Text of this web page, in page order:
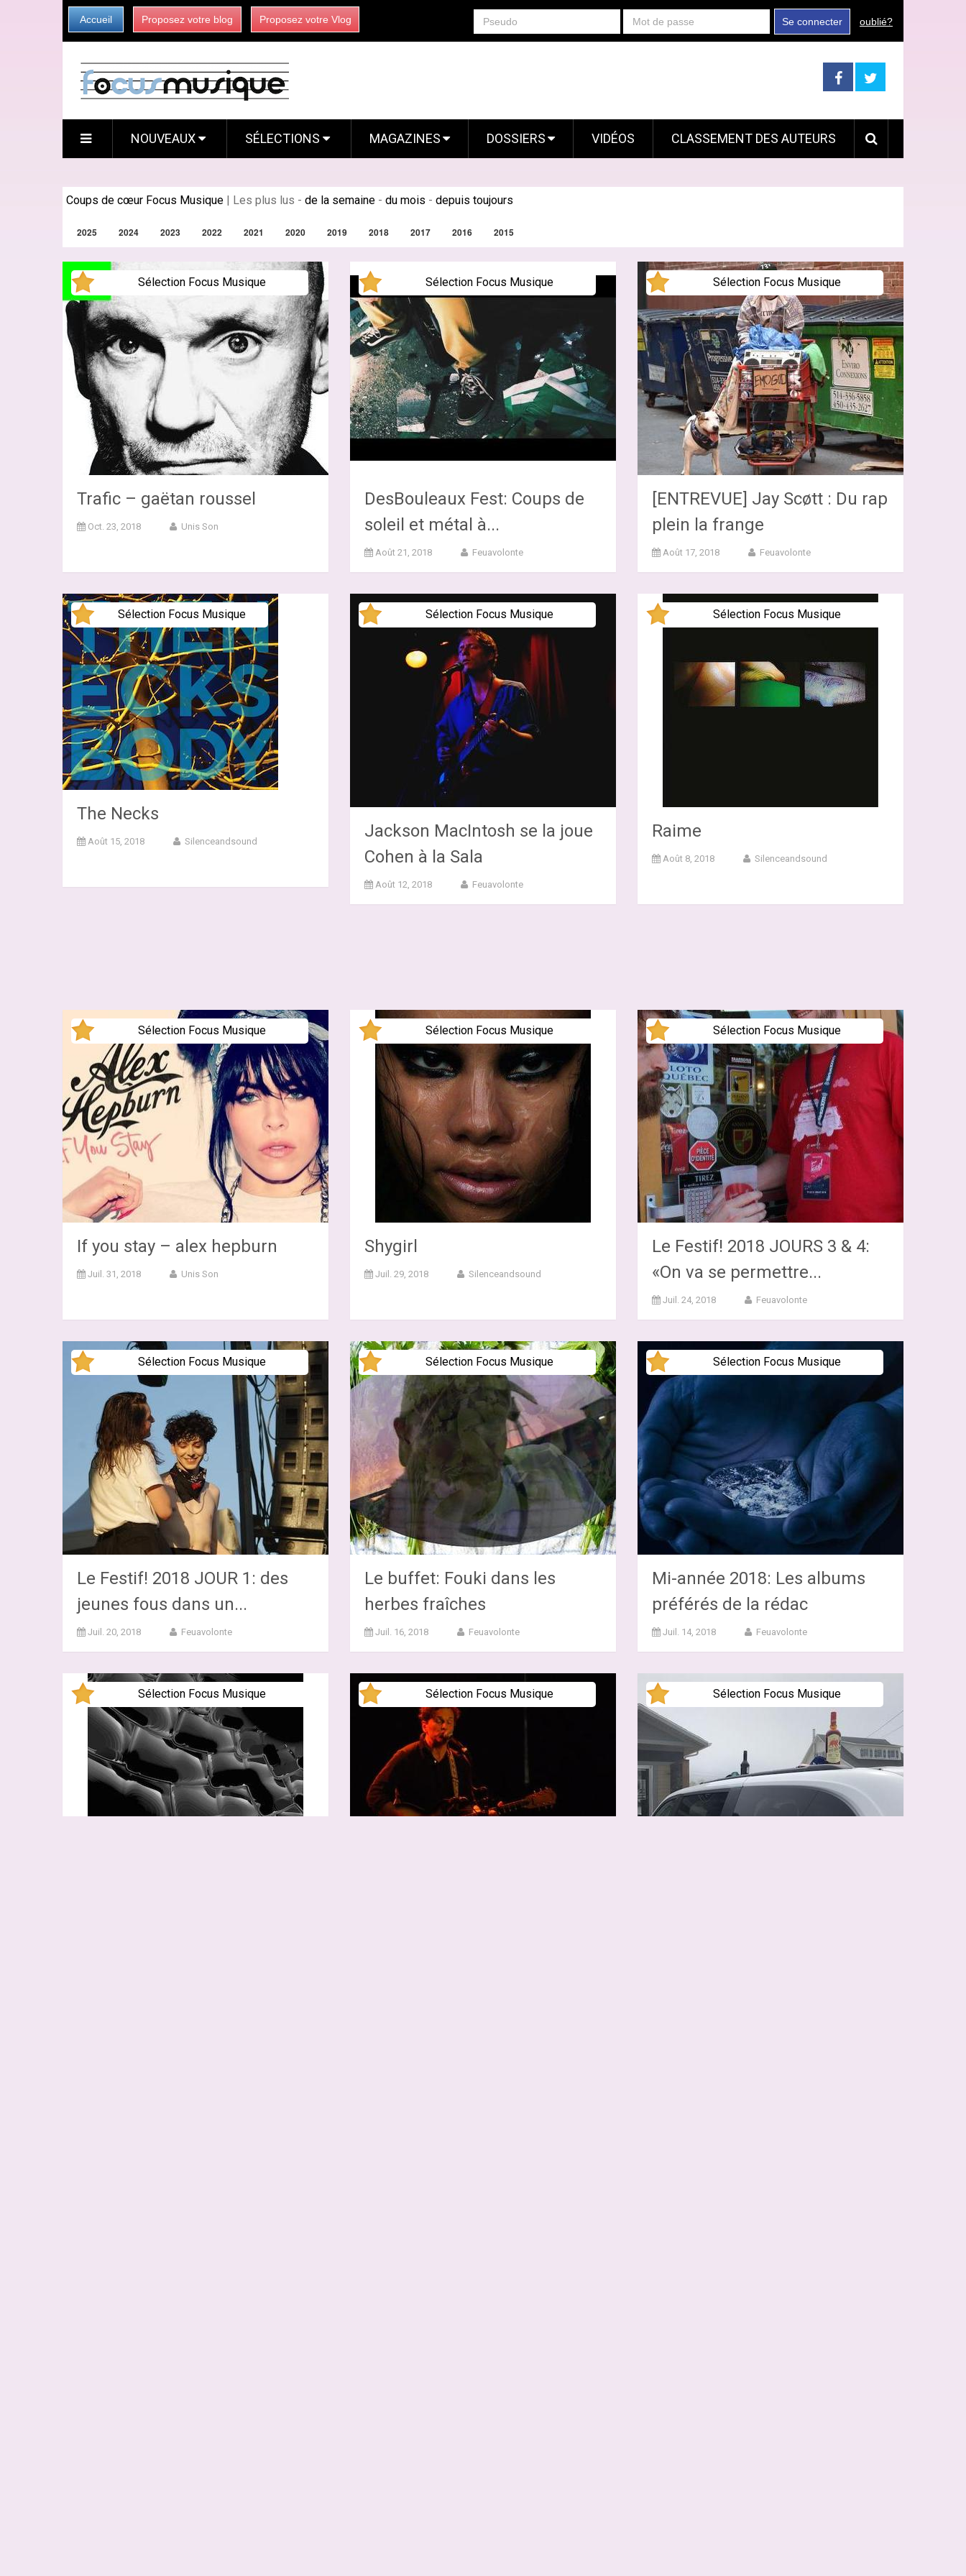
Accueil Proposez votre blog Proposez votre Vlog Se connecter oublié?
NOUVEAUX SÉLECTIONS MAGAZINES DOSSIERS VIDÉOS CLASSEMENT DES AUTEURS
Coups de cœur Focus Musique | Les plus lus - de la semaine - du mois - depuis toujours
2025 2024 2023 2022 2021 2020 2019 2018 2017 2016 2015
Sélection Focus Musique
Trafic – gaëtan roussel
Oct. 23, 2018 Unis Son
Sélection Focus Musique
DesBouleaux Fest: Coups de
soleil et métal à...
Août 21, 2018 Feuavolonte
Sélection Focus Musique
[ENTREVUE] Jay Scøtt : Du rap
plein la frange
Août 17, 2018 Feuavolonte
Sélection Focus Musique
The Necks
Août 15, 2018 Silenceandsound
Sélection Focus Musique
Jackson MacIntosh se la joue
Cohen à la Sala
Août 12, 2018 Feuavolonte
Sélection Focus Musique
Raime
Août 8, 2018 Silenceandsound
Sélection Focus Musique
If you stay – alex hepburn
Juil. 31, 2018 Unis Son
Sélection Focus Musique
Shygirl
Juil. 29, 2018 Silenceandsound
Sélection Focus Musique
Le Festif! 2018 JOURS 3 & 4:
«On va se permettre...
Juil. 24, 2018 Feuavolonte
Sélection Focus Musique
Le Festif! 2018 JOUR 1: des
jeunes fous dans un...
Juil. 20, 2018 Feuavolonte
Sélection Focus Musique
Le buffet: Fouki dans les
herbes fraîches
Juil. 16, 2018 Feuavolonte
Sélection Focus Musique
Mi-année 2018: Les albums
préférés de la rédac
Juil. 14, 2018 Feuavolonte
Sélection Focus Musique Sélection Focus Musique Sélection Focus Musique